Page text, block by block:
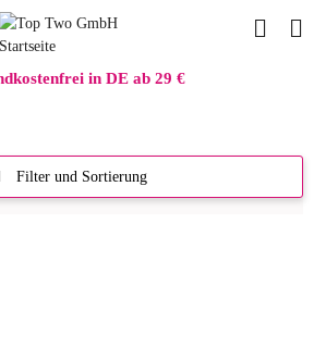
in DE ab 29 €
Filter und Sortierung